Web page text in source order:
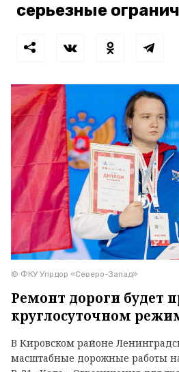
серьезные
© ФКУ Упрдор «Северо-Запад»
Ремонт дороги будет
круглосуточном
В Кировском районе
масштабные дорожные работы